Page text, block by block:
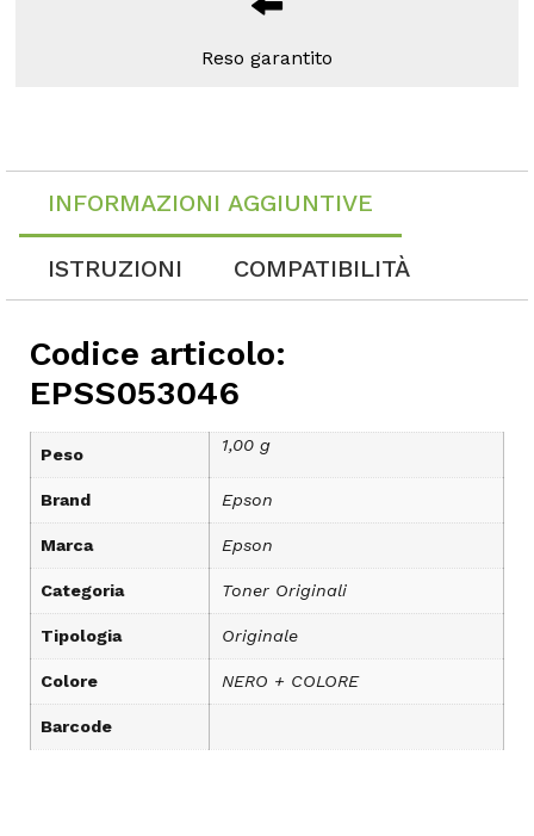
Reso garantito
INFORMAZIONI AGGIUNTIVE
ISTRUZIONI COMPATIBILITÀ
Codice articolo:
EPSS053046
Peso 1,00 g
Brand Epson
Marca Epson
Categoria Toner Originali
Tipologia Originale
Colore NERO + COLORE
Barcode